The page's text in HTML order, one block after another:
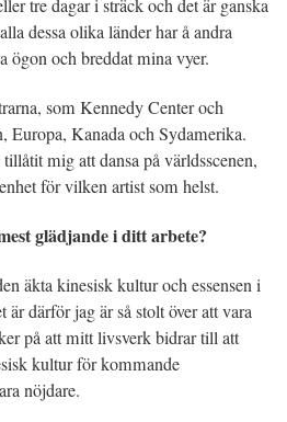
tre dagar i sträck och det är ganska
dessa olika länder har å andra
ögon och breddat mina vyer.
som Kennedy Center och
Europa, Kanada och Sydamerika.
mig att dansa på världsscenen,
för vilken artist som helst.
glädjande i ditt arbete?
äkta kinesisk kultur och essensen i
därför jag är så stolt över att vara
på att mitt livsverk bidrar till att
kultur för kommande
nöjdare.